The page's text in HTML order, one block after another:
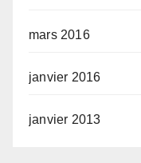
mars 2016
janvier 2016
janvier 2013